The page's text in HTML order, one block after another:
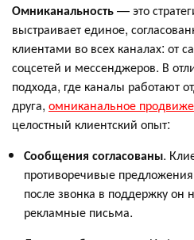
Омниканальность— это
выстраивает единое,
клиентами во всех каналах: от
соцсетей и мессенджеров. В
подхода, где каналы работают
друга, омниканальное
целостный клиентский опыт:
Сообщения согласованы.
противоречивые
после звонка в поддержку он
рекламные письма.